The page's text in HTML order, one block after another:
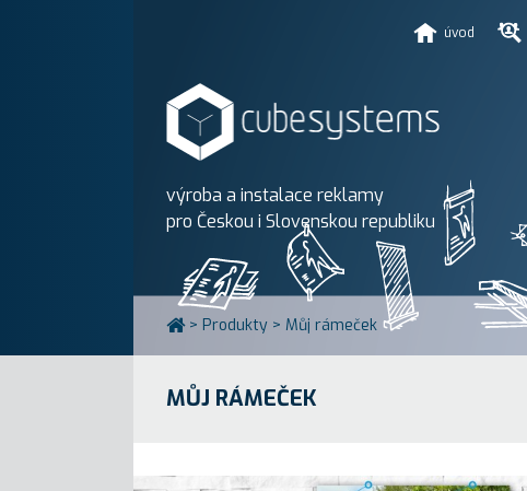
úvod
výroba a instalace reklamy
pro Českou i Slovenskou republiku
> Produkty > Můj rámeček
MŮJ RÁMEČEK